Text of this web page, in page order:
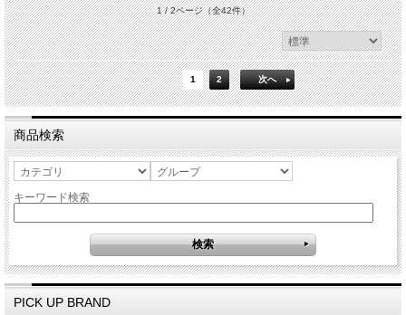
1 / 2ページ（全42件）
1 2 次へ
商品検索
キーワード検索
PICK UP BRAND